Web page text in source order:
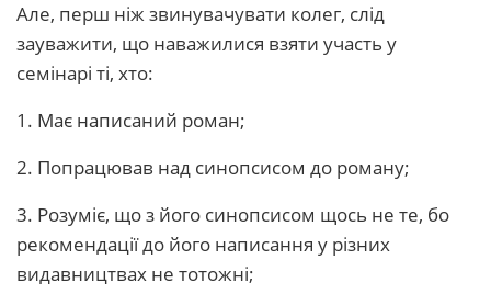
Але, перш ніж звинувачувати колег, слід
зауважити, що наважилися взяти участь у
семінарі ті, хто:
1. Має написаний роман;
2. Попрацював над синопсисом до роману;
3. Розуміє, що з його синопсисом щось не те, бо
рекомендації до його написання у різних
видавництвах не тотожні;